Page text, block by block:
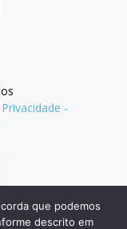
-
que podemos
descrito em